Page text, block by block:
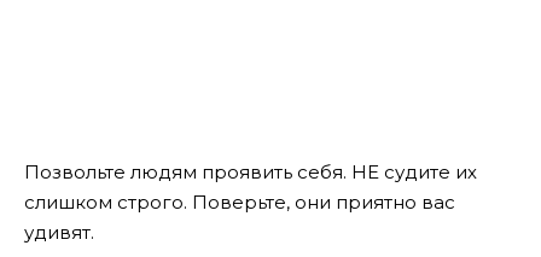
Позвольте людям проявить себя. НЕ судите их
слишком строго. Поверьте, они приятно вас
удивят.